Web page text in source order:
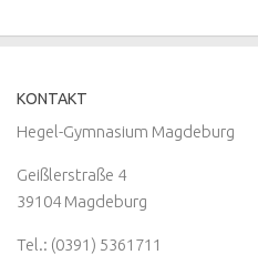
KONTAKT
Hegel-Gymnasium Magdeburg
Geißlerstraße 4
39104 Magdeburg
Tel.: (0391) 5361711